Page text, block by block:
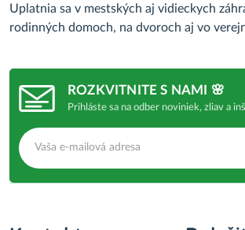
Uplatnia sa v mestských aj vidieckych
rodinných domoch, na dvoroch aj vo
ROZKVITNITE S NAMI 🌸
Prihláste sa na odber noviniek, zliav a